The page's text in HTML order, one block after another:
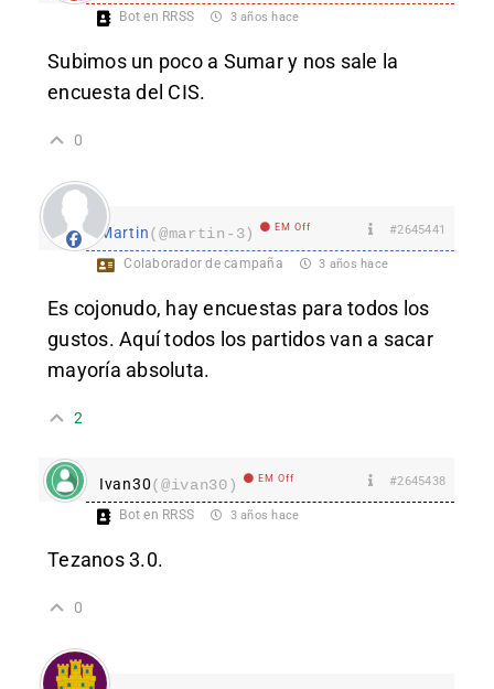
Bot en RRSS 3 años hace
Subimos un poco a Sumar y nos sale la
encuesta del CIS.
0
Martin(@martin-3) EM Off #2645441
Colaborador de campaña 3 años hace
Es cojonudo, hay encuestas para todos los
gustos. Aquí todos los partidos van a sacar
mayoría absoluta.
2
Ivan30(@ivan30) EM Off #2645438
Bot en RRSS 3 años hace
Tezanos 3.0.
0